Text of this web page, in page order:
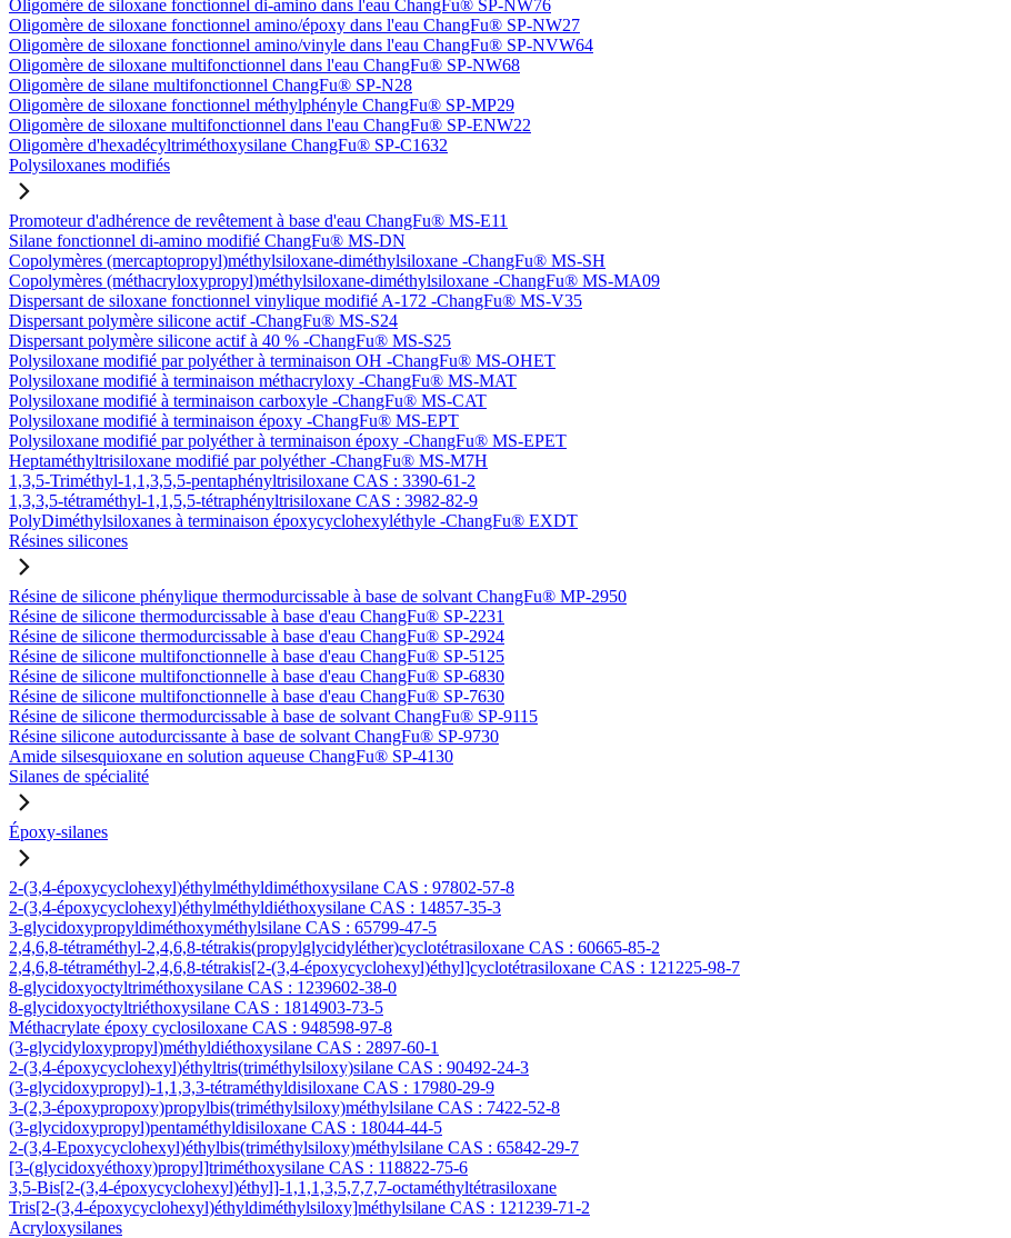
Oligomère de siloxane fonctionnel di-amino dans l'eau ChangFu® SP-NW76
Oligomère de siloxane fonctionnel amino/époxy dans l'eau ChangFu® SP-NW27
Oligomère de siloxane fonctionnel amino/vinyle dans l'eau ChangFu® SP-NVW64
Oligomère de siloxane multifonctionnel dans l'eau ChangFu® SP-NW68
Oligomère de silane multifonctionnel ChangFu® SP-N28
Oligomère de siloxane fonctionnel méthylphényle ChangFu® SP-MP29
Oligomère de siloxane multifonctionnel dans l'eau ChangFu® SP-ENW22
Oligomère d'hexadécyltriméthoxysilane ChangFu® SP-C1632
Polysiloxanes modifiés
Promoteur d'adhérence de revêtement à base d'eau ChangFu® MS-E11
Silane fonctionnel di-amino modifié ChangFu® MS-DN
Copolymères (mercaptopropyl)méthylsiloxane-diméthylsiloxane -ChangFu® MS-SH
Copolymères (méthacryloxypropyl)méthylsiloxane-diméthylsiloxane -ChangFu® MS-MA09
Dispersant de siloxane fonctionnel vinylique modifié A-172 -ChangFu® MS-V35
Dispersant polymère silicone actif -ChangFu® MS-S24
Dispersant polymère silicone actif à 40 % -ChangFu® MS-S25
Polysiloxane modifié par polyéther à terminaison OH -ChangFu® MS-OHET
Polysiloxane modifié à terminaison méthacryloxy -ChangFu® MS-MAT
Polysiloxane modifié à terminaison carboxyle -ChangFu® MS-CAT
Polysiloxane modifié à terminaison époxy -ChangFu® MS-EPT
Polysiloxane modifié par polyéther à terminaison époxy -ChangFu® MS-EPET
Heptaméthyltrisiloxane modifié par polyéther -ChangFu® MS-M7H
1,3,5-Triméthyl-1,1,3,5,5-pentaphényltrisiloxane CAS : 3390-61-2
1,3,3,5-tétraméthyl-1,1,5,5-tétraphényltrisiloxane CAS : 3982-82-9
PolyDiméthylsiloxanes à terminaison époxycyclohexyléthyle -ChangFu® EXDT
Résines silicones
Résine de silicone phénylique thermodurcissable à base de solvant ChangFu® MP-2950
Résine de silicone thermodurcissable à base d'eau ChangFu® SP-2231
Résine de silicone thermodurcissable à base d'eau ChangFu® SP-2924
Résine de silicone multifonctionnelle à base d'eau ChangFu® SP-5125
Résine de silicone multifonctionnelle à base d'eau ChangFu® SP-6830
Résine de silicone multifonctionnelle à base d'eau ChangFu® SP-7630
Résine de silicone thermodurcissable à base de solvant ChangFu® SP-9115
Résine silicone autodurcissante à base de solvant ChangFu® SP-9730
Amide silsesquioxane en solution aqueuse ChangFu® SP-4130
Silanes de spécialité
Époxy-silanes
2-(3,4-époxycyclohexyl)éthylméthyldiméthoxysilane CAS : 97802-57-8
2-(3,4-époxycyclohexyl)éthylméthyldiéthoxysilane CAS : 14857-35-3
3-glycidoxypropyldiméthoxyméthylsilane CAS : 65799-47-5
2,4,6,8-tétraméthyl-2,4,6,8-tétrakis(propylglycidyléther)cyclotétrasiloxane CAS : 60665-85-2
2,4,6,8-tétraméthyl-2,4,6,8-tétrakis[2-(3,4-époxycyclohexyl)éthyl]cyclotétrasiloxane CAS : 121225-98-7
8-glycidoxyoctyltriméthoxysilane CAS : 1239602-38-0
8-glycidoxyoctyltriéthoxysilane CAS : 1814903-73-5
Méthacrylate époxy cyclosiloxane CAS : 948598-97-8
(3-glycidyloxypropyl)méthyldiéthoxysilane CAS : 2897-60-1
2-(3,4-époxycyclohexyl)éthyltris(triméthylsiloxy)silane CAS : 90492-24-3
(3-glycidoxypropyl)-1,1,3,3-tétraméthyldisiloxane CAS : 17980-29-9
3-(2,3-époxypropoxy)propylbis(triméthylsiloxy)méthylsilane CAS : 7422-52-8
(3-glycidoxypropyl)pentaméthyldisiloxane CAS : 18044-44-5
2-(3,4-Epoxycyclohexyl)éthylbis(triméthylsiloxy)méthylsilane CAS : 65842-29-7
[3-(glycidoxyéthoxy)propyl]triméthoxysilane CAS : 118822-75-6
3,5-Bis[2-(3,4-époxycyclohexyl)éthyl]-1,1,1,3,5,7,7,7-octaméthyltétrasiloxane
Tris[2-(3,4-époxycyclohexyl)éthyldiméthylsiloxy]méthylsilane CAS : 121239-71-2
Acryloxysilanes